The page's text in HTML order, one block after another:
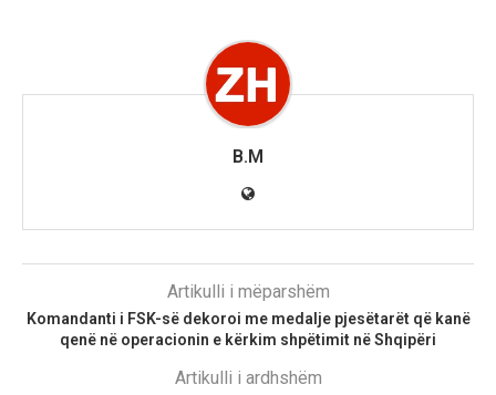
B.M
Artikulli i mëparshëm
Komandanti i FSK-së dekoroi me medalje pjesëtarët që kanë
qenë në operacionin e kërkim shpëtimit në Shqipëri
Artikulli i ardhshëm